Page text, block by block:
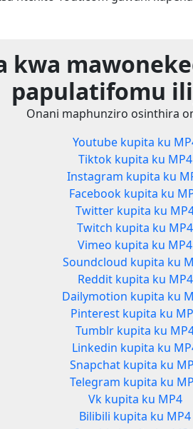
kwa
papulatifomu
Onani maphunziro osinthira
Youtube kupita ku
Tiktok kupita ku MP4
Instagram kupita ku
Facebook kupita ku
Twitter kupita ku
Twitch kupita ku MP4
Vimeo kupita ku MP4
Soundcloud kupita ku
Reddit kupita ku MP4
Dailymotion kupita ku
Pinterest kupita ku
Tumblr kupita ku
Linkedin kupita ku
Snapchat kupita ku
Telegram kupita ku
Vk kupita ku MP4
Bilibili kupita ku MP4